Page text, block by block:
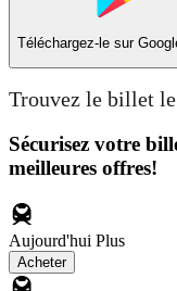
Téléchargez-le sur
Trouvez le billet
Sécurisez votre
meilleures offres!
Aujourd'hui Plus
Acheter